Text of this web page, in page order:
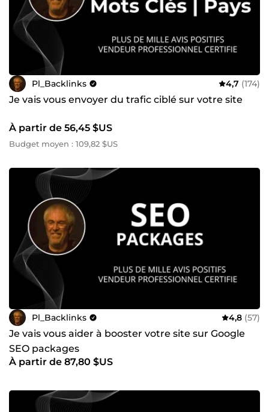
utilisant des techniques comme l’audit SEO, l’optimisation
on-page, et la création de backlinks, je m’engage à
transformer votre présence en ligne pour en faire une
référence incontournable dans votre domaine. En dehors
de mes projets professionnels, je nourris une passion pour
la musique. Je suis bassiste dans deux groupes : un
hommage aux Beatles et un groupe rock des années 60.
Une autre façon de cultiver créativité et rigueur au
quotidien ! 📩 Prêt à booster votre référencement ?
site un acteur clé de votre secteur. – Pierre
Pl_Backlinks 4,7 (174)
Je vais vous envoyer du trafic ciblé sur votre site
À partir de 56,45 $US
Budget moyen : 109,82 $US
Pl_Backlinks 4,8 (57)
Je vais vous aider à booster votre site sur Google
SEO packages
À partir de 87,80 $US